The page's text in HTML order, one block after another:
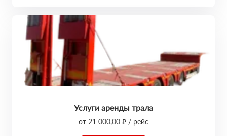
Услуги аренды трала
от 21 000,00 ₽ / рейс